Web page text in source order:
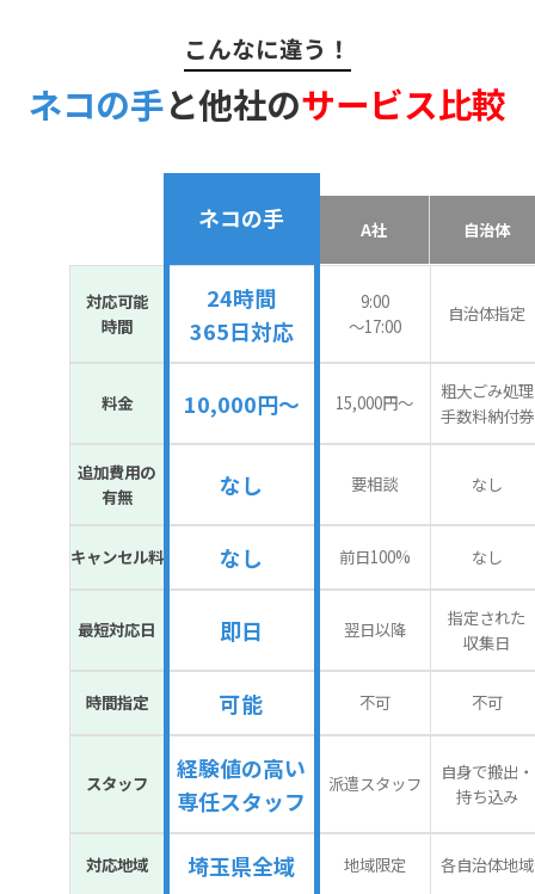
こんなに違う！
ネコの手と他社のサービス比較
ネコの手 A社 自治体
対応可能
時間
24時間
365日対応
9:00
〜17:00
自治体指定
料金 10,000円～ 15,000円〜
粗大ごみ処理
手数料納付券
追加費用の
有無
なし 要相談 なし
キャンセル料 なし 前日100% なし
最短対応日 即日 翌日以降
指定された
収集日
時間指定 可能 不可 不可
スタッフ
経験値の高い
専任スタッフ
派遣スタッフ
自身で搬出・
持ち込み
対応地域 埼玉県全域 地域限定 各自治体地域